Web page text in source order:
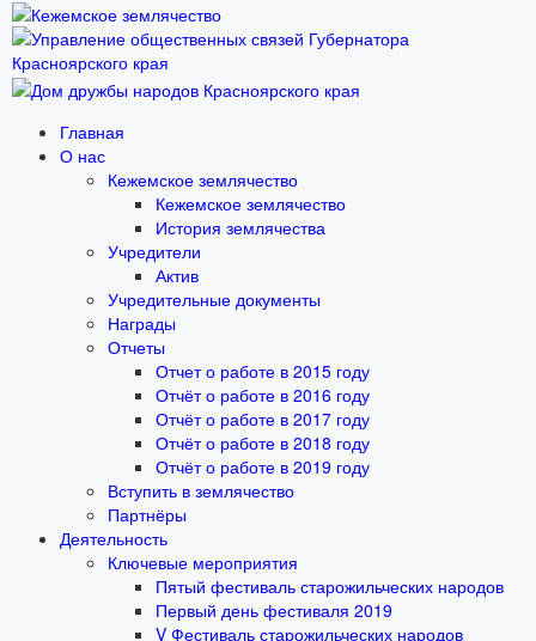
Главная
О нас
Кежемское землячество
Кежемское землячество
История землячества
Учредители
Актив
Учредительные документы
Награды
Отчеты
Отчет о работе в 2015 году
Отчёт о работе в 2016 году
Отчёт о работе в 2017 году
Отчёт о работе в 2018 году
Отчёт о работе в 2019 году
Вступить в землячество
Партнёры
Деятельность
Ключевые мероприятия
Пятый фестиваль старожильческих народов
Первый день фестиваля 2019
V Фестиваль старожильческих народов